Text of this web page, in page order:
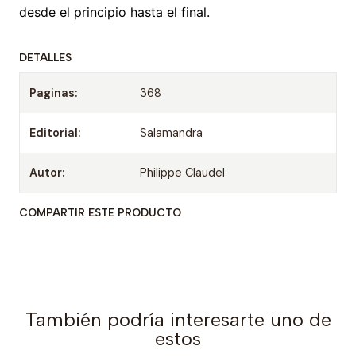
desde el principio hasta el final.
DETALLES
Paginas: 368
Editorial: Salamandra
Autor: Philippe Claudel
COMPARTIR ESTE PRODUCTO
También podría interesarte uno de
estos